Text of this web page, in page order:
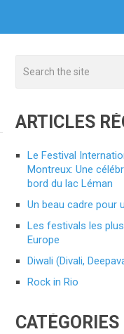
ARTICLES
Le Festival
Montreux: Une
bord du lac Léman
Un beau cadre pour
Les festivals les
Europe
Diwali (Divali,
Rock in Rio
CATÉGORIES